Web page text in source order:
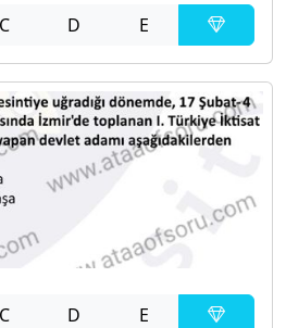
C D E
C D E